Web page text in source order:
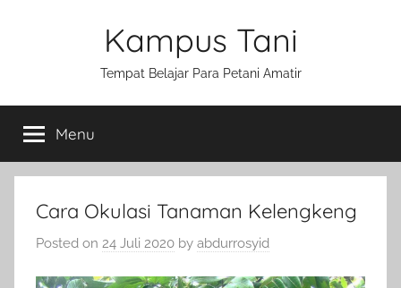
Kampus Tani
Tempat Belajar Para Petani Amatir
Menu
Cara Okulasi Tanaman Kelengkeng
Posted on 24 Juli 2020 by abdurrosyid